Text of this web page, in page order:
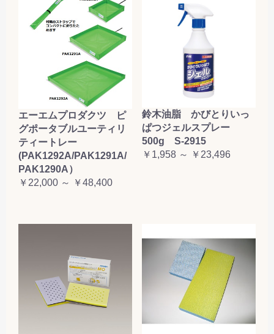
エーエムプロダクツ ピ
グポータブルユーティリ
ティートレー
(PAK1292A/PAK1291A/
PAK1290A）
￥22,000 ～ ￥48,400
鈴木油脂 かびとりいっ
ぱつジェルスプレー
500g S-2915
￥1,958 ～ ￥23,496